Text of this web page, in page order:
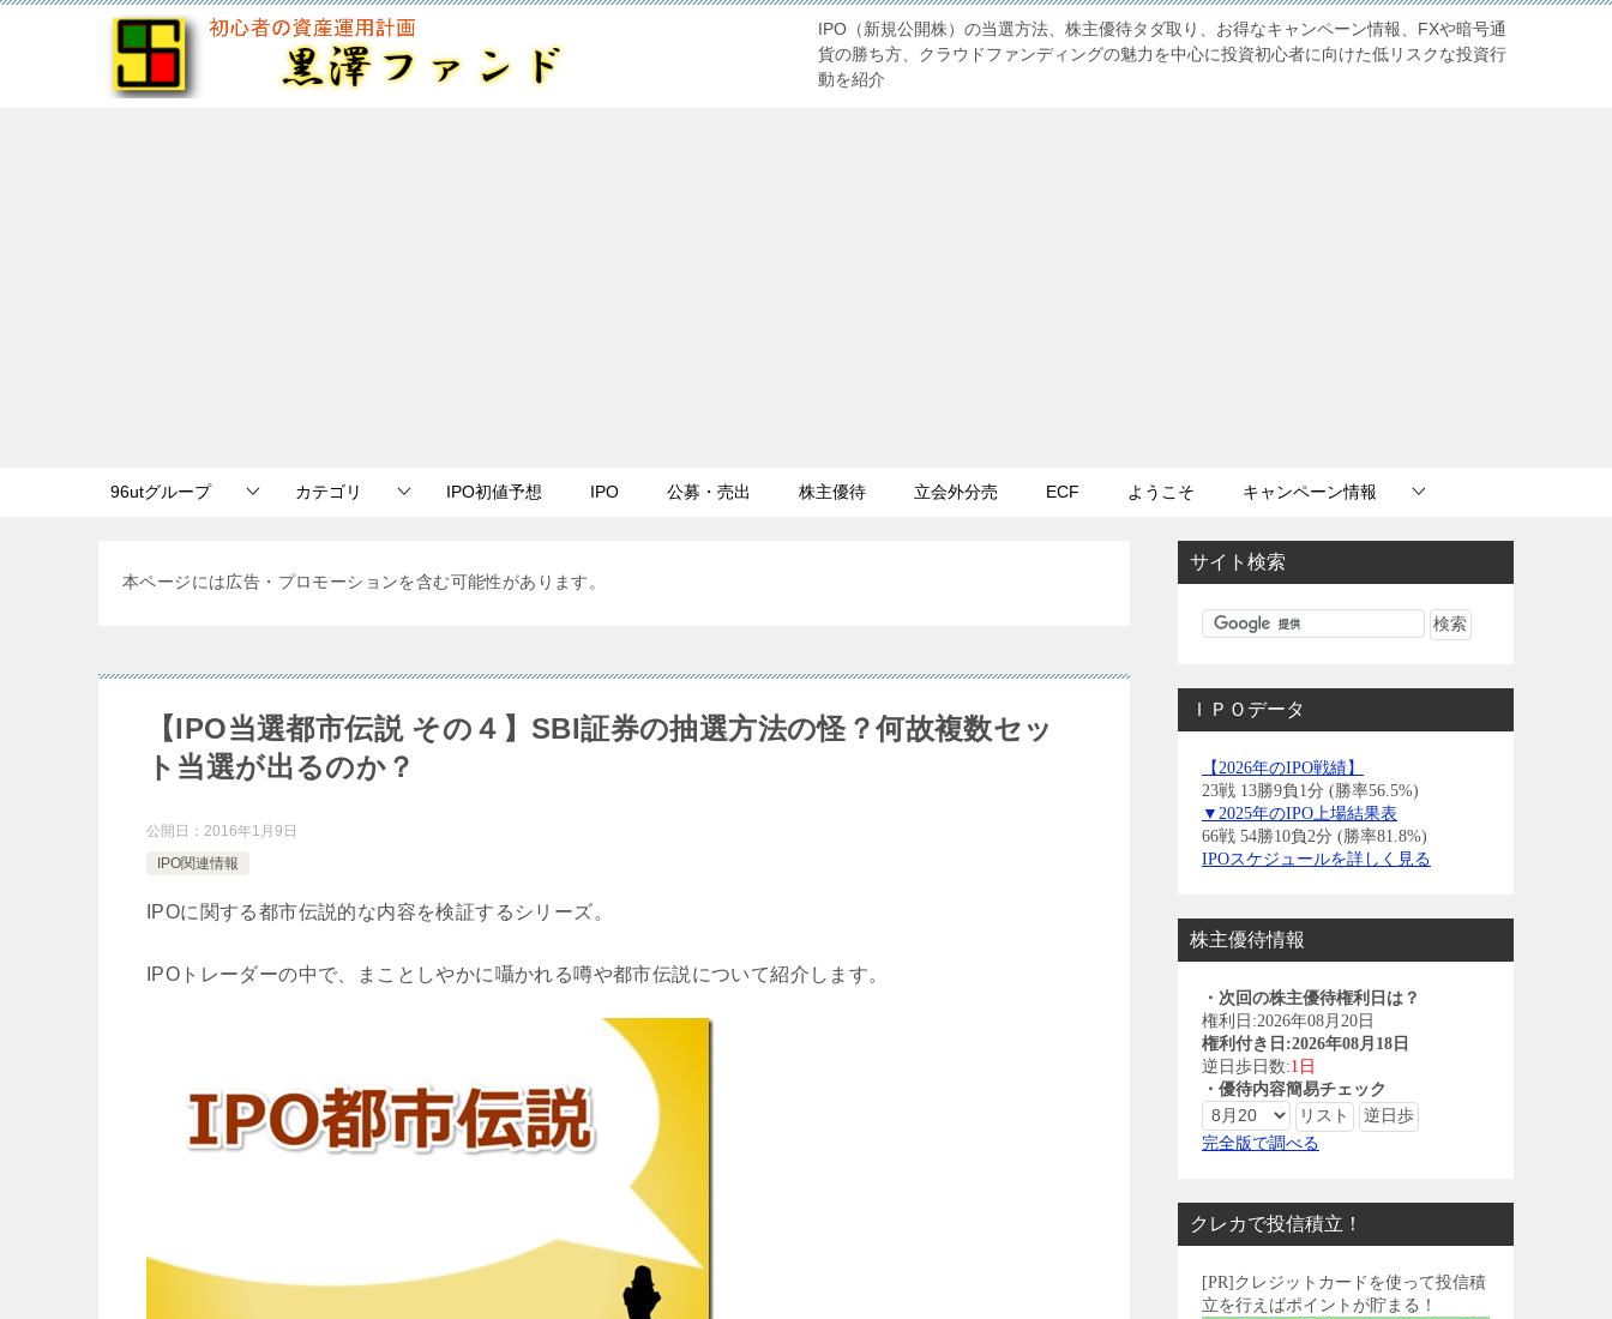
IPO（新規公開株）の当選方法、株主優待タダ取り、お得なキャンペーン情報、FXや暗号通
貨の勝ち方、クラウドファンディングの魅力を中心に投資初心者に向けた低リスクな投資行
動を紹介
96utグループ カテゴリ IPO初値予想 IPO 公募・売出 株主優待 立会外分売 ECF ようこそ キャンペーン情報
本ページには広告・プロモーションを含む可能性があります。
【IPO当選都市伝説 その４】SBI証券の抽選方法の怪？何故複数セッ
ト当選が出るのか？
公開日： 2016年1月9日
IPO関連情報
IPOに関する都市伝説的な内容を検証するシリーズ。
IPOトレーダーの中で、まことしやかに囁かれる噂や都市伝説について紹介します。
サイト検索
ＩＰＯデータ
【2026年のIPO戦績】
23戦 13勝9負1分 (勝率56.5%)
▼2025年のIPO上場結果表
66戦 54勝10負2分 (勝率81.8%)
IPOスケジュールを詳しく見る
株主優待情報
・次回の株主優待権利日は？
権利日:2026年08月20日
権利付き日:2026年08月18日
逆日歩日数:1日
・優待内容簡易チェック
完全版で調べる
クレカで投信積立！
[PR]クレジットカードを使って投信積
立を行えばポイントが貯まる！